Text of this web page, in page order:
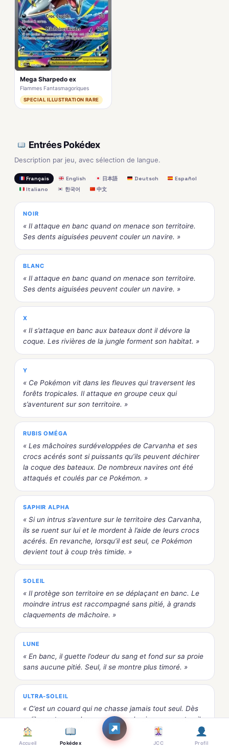
Mega Sharpedo ex
Flammes Fantasmagoriques
SPECIAL ILLUSTRATION RARE
Entrées Pokédex
Description par jeu, avec sélection de langue.
Français English 日本語 Deutsch
Español
Italiano
한국어 中文
NOIR
« Il attaque en banc quand on menace son territoire.
Ses dents aiguisées peuvent couler un navire. »
BLANC
« Il attaque en banc quand on menace son territoire.
Ses dents aiguisées peuvent couler un navire. »
X
« Il s’attaque en banc aux bateaux dont il dévore la
coque. Les rivières de la jungle forment son habitat. »
Y
« Ce Pokémon vit dans les fleuves qui traversent les
forêts tropicales. Il attaque en groupe ceux qui
s’aventurent sur son territoire. »
RUBIS OMÉGA
« Les mâchoires surdéveloppées de Carvanha et ses
crocs acérés sont si puissants qu’ils peuvent déchirer
la coque des bateaux. De nombreux navires ont été
attaqués et coulés par ce Pokémon. »
SAPHIR ALPHA
« Si un intrus s’aventure sur le territoire des Carvanha,
ils se ruent sur lui et le mordent à l’aide de leurs crocs
acérés. En revanche, lorsqu’il est seul, ce Pokémon
devient tout à coup très timide. »
SOLEIL
« Il protège son territoire en se déplaçant en banc. Le
moindre intrus est raccompagné sans pitié, à grands
claquements de mâchoire. »
LUNE
« En banc, il guette l’odeur du sang et fond sur sa proie
sans aucune pitié. Seul, il se montre plus timoré. »
ULTRA-SOLEIL
« C’est un couard qui ne chasse jamais tout seul. Dès
qu’il se retrouve dans un groupe de cinq, par contre, il
devient on ne peut plus féroce ! »
Accueil Pokédex JCC Profil